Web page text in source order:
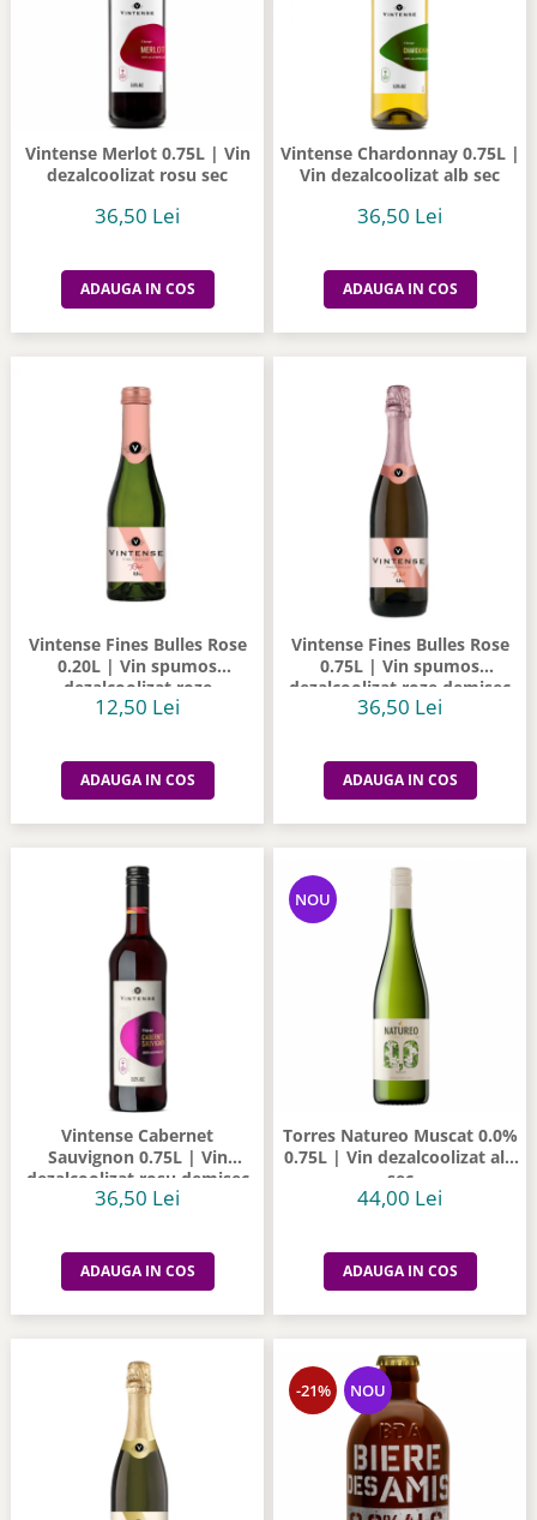
Vintense Merlot 0.75L | Vin
dezalcoolizat rosu sec
36,50 Lei
ADAUGA IN COS
Vintense Chardonnay 0.75L |
Vin dezalcoolizat alb sec
36,50 Lei
ADAUGA IN COS
Vintense Fines Bulles Rose
0.20L | Vin spumos
dezalcoolizat roze
12,50 Lei
ADAUGA IN COS
Vintense Fines Bulles Rose
0.75L | Vin spumos
dezalcoolizat roze demisec
36,50 Lei
ADAUGA IN COS
Vintense Cabernet
Sauvignon 0.75L | Vin
dezalcoolizat rosu demisec
36,50 Lei
ADAUGA IN COS
NOU
Torres Natureo Muscat 0.0%
0.75L | Vin dezalcoolizat alb
sec
44,00 Lei
ADAUGA IN COS
-21% NOU